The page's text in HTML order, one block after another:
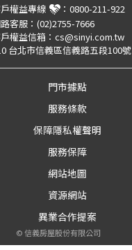
權益專線 ： 0800-211-922
客服： (02)2755-7666
權益信箱： cs@sinyi.com.tw
台北市信義區信義路五段100號
門市據點
服務條款
保障隱私權聲明
服務保障
網站地圖
資源網站
異業合作提案
©信義房屋股份有限公司